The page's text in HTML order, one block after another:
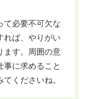
て必要不可欠な
れば、やりがい
ます。周囲の意
事に求めること
くださいね。